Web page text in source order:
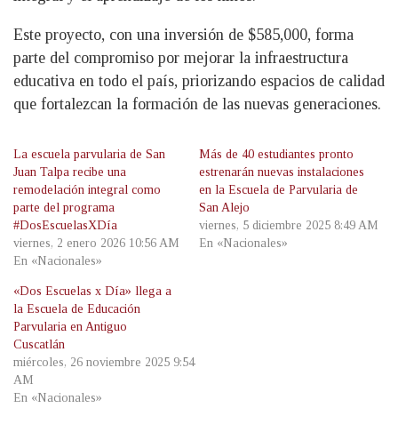
Este proyecto, con una inversión de $585,000, forma
parte del compromiso por mejorar la infraestructura
educativa en todo el país, priorizando espacios de calidad
que fortalezcan la formación de las nuevas generaciones.
La escuela parvularia de San
Juan Talpa recibe una
remodelación integral como
parte del programa
#DosEscuelasXDía
viernes, 2 enero 2026 10:56 AM
En «Nacionales»
Más de 40 estudiantes pronto
estrenarán nuevas instalaciones
en la Escuela de Parvularia de
San Alejo
viernes, 5 diciembre 2025 8:49 AM
En «Nacionales»
«Dos Escuelas x Día» llega a
la Escuela de Educación
Parvularia en Antiguo
Cuscatlán
miércoles, 26 noviembre 2025 9:54
AM
En «Nacionales»